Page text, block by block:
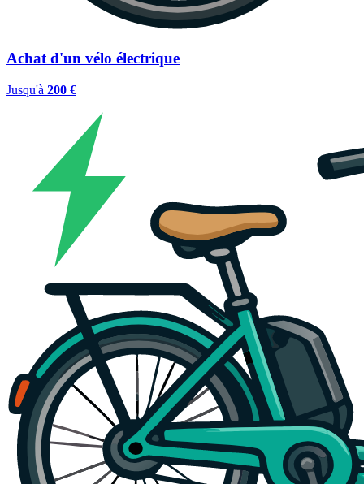
Achat d'un vélo électrique
Jusqu'à 200 €